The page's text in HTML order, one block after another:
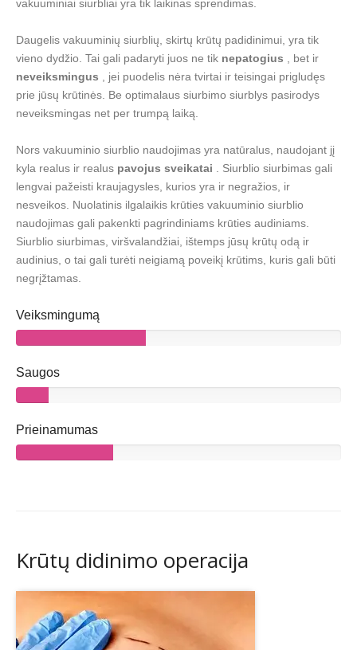
vakuuminiai siurbliai yra tik laikinas sprendimas.
Daugelis vakuuminių siurblių, skirtų krūtų padidinimui, yra tik
vieno dydžio. Tai gali padaryti juos ne tik nepatogius , bet ir
neveiksmingus , jei puodelis nėra tvirtai ir teisingai prigludęs
prie jūsų krūtinės. Be optimalaus siurbimo siurblys pasirodys
neveiksmingas net per trumpą laiką.
Nors vakuuminio siurblio naudojimas yra natūralus, naudojant jį
kyla realus ir realus pavojus sveikatai . Siurblio siurbimas gali
lengvai pažeisti kraujagysles, kurios yra ir negražios, ir
nesveikos. Nuolatinis ilgalaikis krūties vakuuminio siurblio
naudojimas gali pakenkti pagrindiniams krūties audiniams.
Siurblio siurbimas, viršvalandžiai, ištemps jūsų krūtų odą ir
audinius, o tai gali turėti neigiamą poveikį krūtims, kuris gali būti
negrįžtamas.
Veiksmingumą
Saugos
Prieinamumas
Krūtų didinimo operacija